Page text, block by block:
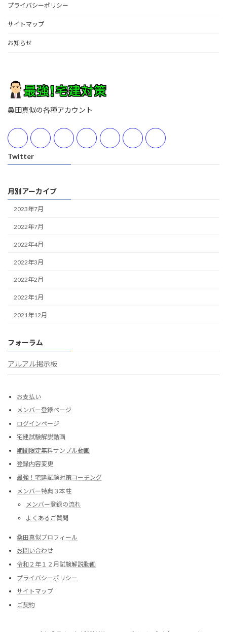
プライバシーポリシー
サイトマップ
お知らせ
桑田真似の各種アカウント
Twitter
月別アーカイブ
2023年7月
2022年7月
2022年4月
2022年3月
2022年2月
2022年1月
2021年12月
フォーラム
アルアル掲示板
お支払い
メンバー登録ページ
ログインページ
宅建試験解説動画
期間限定無料サンプル動画
登録内容変更
最強！宅建試験対策コーチング
メンバー特典３本柱
メンバー登録の流れ
よくあるご質問
桑田真似プロフィール
お問い合わせ
令和２年１２月試験解説動画
プライバシーポリシー
サイトマップ
ご契約